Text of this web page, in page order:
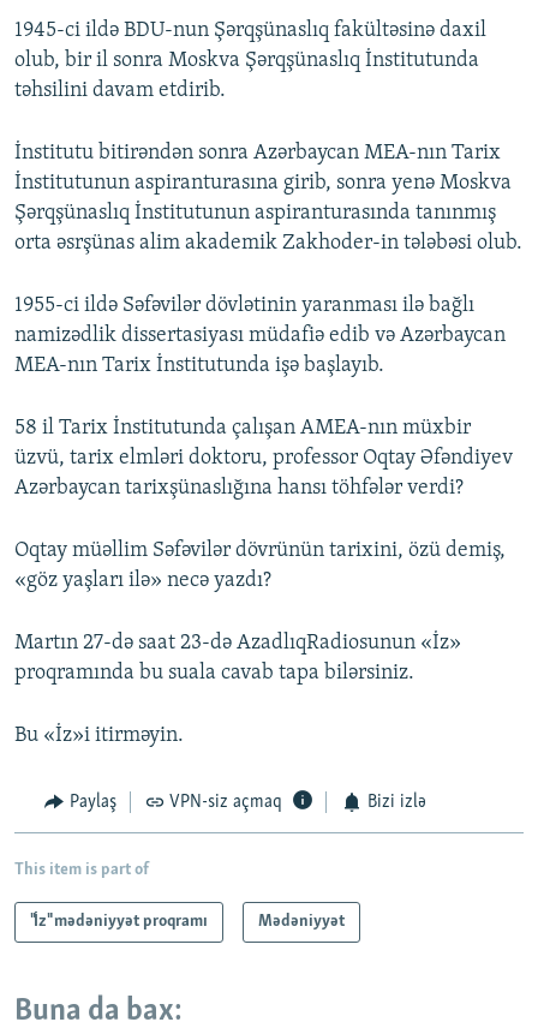
1945-ci ildə BDU-nun Şərqşünaslıq fakültəsinə daxil
olub, bir il sonra Moskva Şərqşünaslıq İnstitutunda
təhsilini davam etdirib.
İnstitutu bitirəndən sonra Azərbaycan MEA-nın Tarix
İnstitutunun aspiranturasına girib, sonra yenə Moskva
Şərqşünaslıq İnstitutunun aspiranturasında tanınmış
orta əsrşünas alim akademik Zakhoder-in tələbəsi olub.
1955-ci ildə Səfəvilər dövlətinin yaranması ilə bağlı
namizədlik dissertasiyası müdafiə edib və Azərbaycan
MEA-nın Tarix İnstitutunda işə başlayıb.
58 il Tarix İnstitutunda çalışan AMEA-nın müxbir
üzvü, tarix elmləri doktoru, professor Oqtay Əfəndiyev
Azərbaycan tarixşünaslığına hansı töhfələr verdi?
Oqtay müəllim Səfəvilər dövrünün tarixini, özü demiş,
«göz yaşları ilə» necə yazdı?
Martın 27-də saat 23-də AzadlıqRadiosunun «İz»
proqramında bu suala cavab tapa bilərsiniz.
Bu «İz»i itirməyin.
Paylaş VPN-siz açmaq Bizi izlə
This item is part of
"İz" mədəniyyət proqramı Mədəniyyət
Buna da bax: